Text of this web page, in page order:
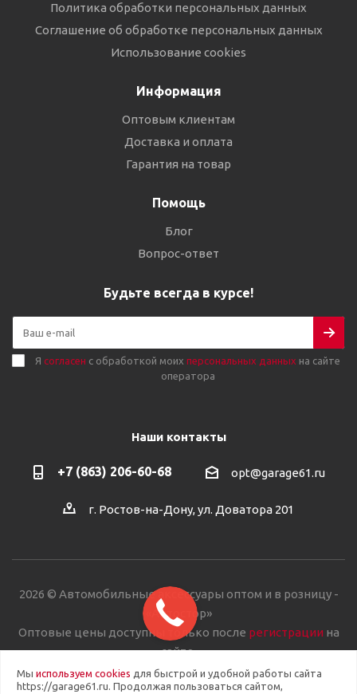
Политика обработки персональных данных
Соглашение об обработке персональных данных
Использование cookies
Информация
Оптовым клиентам
Доставка и оплата
Гарантия на товар
Помощь
Блог
Вопрос-ответ
Будьте всегда в курсе!
Я согласен с обработкой моих персональных данных на сайте
оператора
Наши контакты
+7 (863) 206-60-68 opt@garage61.ru
г. Ростов-на-Дону, ул. Доватора 201
2026 © Автомобильные аксессуары оптом и в розницу -
«Автостор»
Оптовые цены доступны только после регистрации на
сайте.
Мы используем cookies для быстрой и удобной работы сайта
https://garage61.ru. Продолжая пользоваться сайтом,